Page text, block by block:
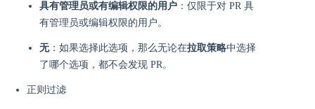
具有管理员或有编辑权限的用户 ：仅限于对 PR 具
有管理员或编辑权限的用户。
无：如果选择此选项，那么无论在拉取策略中选择
了哪个选项，都不会发现 PR。
正则过滤